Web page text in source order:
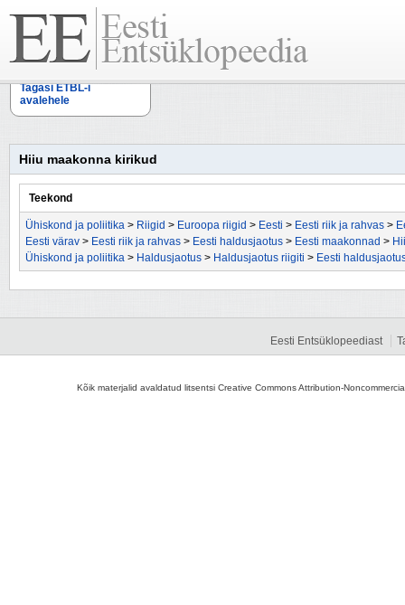
Tagasi ETBL-i
avalehele
Hiiu maakonna kirikud
Teekond
Ühiskond ja poliitika > Riigid > Euroopa riigid > Eesti > Eesti riik ja rahvas >
Eesti värav > Eesti riik ja rahvas > Eesti haldusjaotus > Eesti maakonnad >
Ühiskond ja poliitika > Haldusjaotus > Haldusjaotus riigiti > Eesti
Eesti Entsüklopeediast
Kõik materjalid avaldatud litsentsi Creative Commons Attribution-